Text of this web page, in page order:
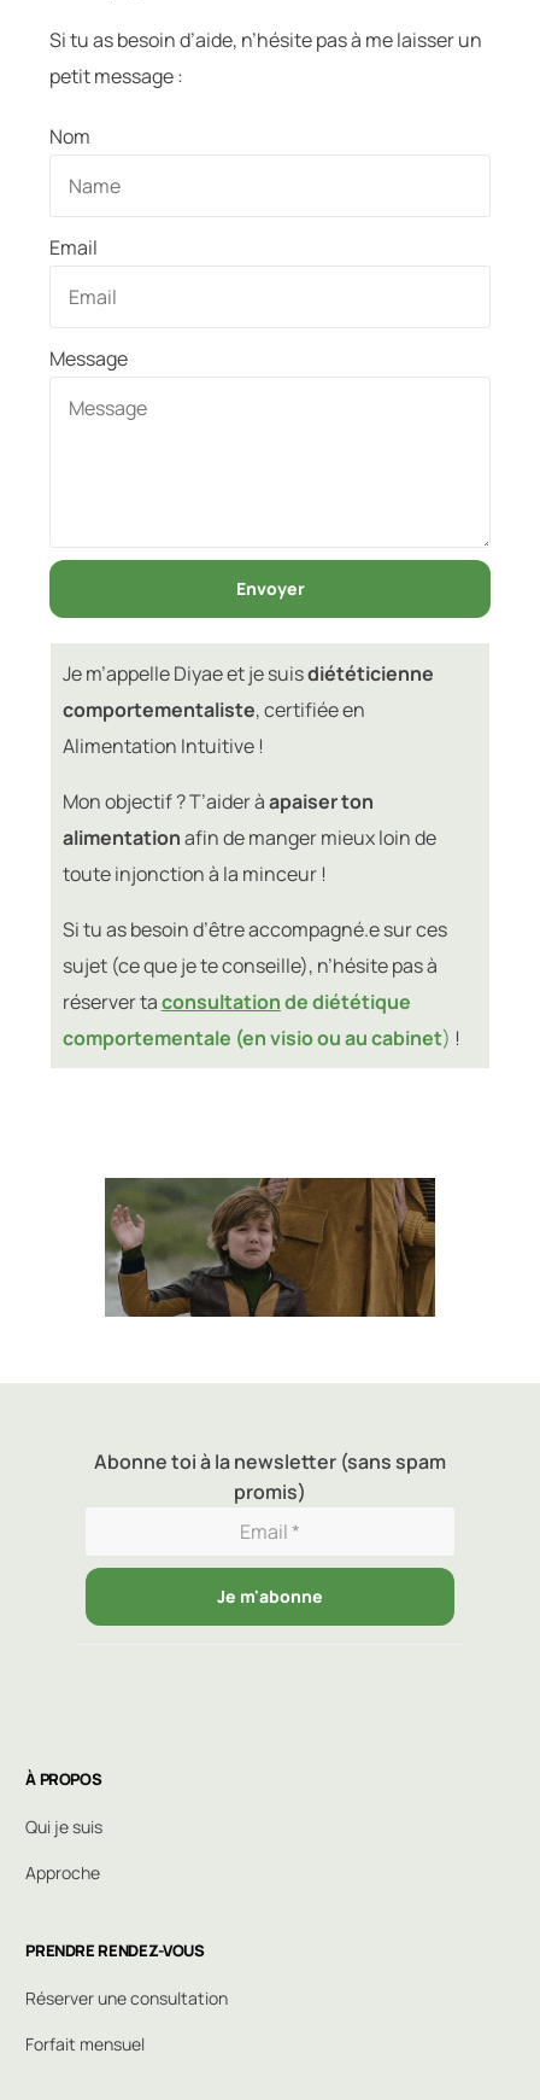
Si tu as besoin d’aide, n’hésite pas à me laisser un
petit message :
Nom
Email
Message
Envoyer
Je m’appelle Diyae et je suisdiététicienne
comportementaliste, certifiée en
Alimentation Intuitive !
Mon objectif ? T’aider àapaiser ton
alimentationafin de manger mieux loin de
toute injonction à la minceur !
Si tu as besoin d’être accompagné.e sur ces
sujet (ce que je te conseille), n’hésite pas à
réserver taconsultationde diététique
comportementale (en visio ou au cabinet) !
Abonne toi à la newsletter (sans spam
promis)
Je m'abonne
À PROPOS
Qui je suis
Approche
PRENDRE RENDEZ-VOUS
Réserver une consultation
Forfait mensuel